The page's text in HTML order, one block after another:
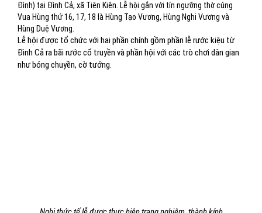
Đình) tại Đình Cả, xã Tiên Kiên. Lễ hội gắn với tín ngưỡng thờ cúng
Vua Hùng thứ 16, 17, 18 là Hùng Tạo Vương, Hùng Nghi Vương và
Hùng Duệ Vương.
Lễ hội được tổ chức với hai phần chính gồm phần lễ rước kiệu từ
Đình Cả ra bãi rước cổ truyền và phần hội với các trò chơi dân gian
như bóng chuyền, cờ tướng.